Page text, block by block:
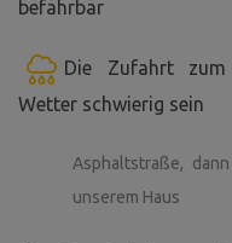
befahrbar
Die Zufahrt
Wetter schwierig sein
Asphaltstraße,
unserem Haus